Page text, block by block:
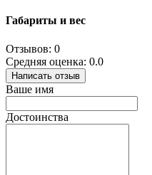
Габариты и вес
Отзывов: 0
Средняя оценка: 0.0
Написать отзыв
Ваше имя
Достоинства